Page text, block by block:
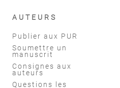
AUTEURS
Publier aux PUR
Soumettre un
manuscrit
Consignes aux
auteurs
Questions les